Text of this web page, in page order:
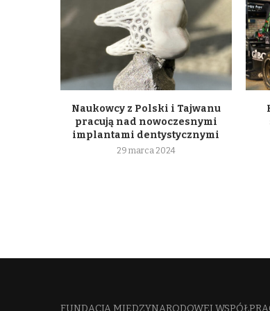
Naukowcy z Polski i Tajwanu
pracują nad nowoczesnymi
implantami dentystycznymi
29 marca 2024
FUNDACJA MIĘDZYNARODOWEJ